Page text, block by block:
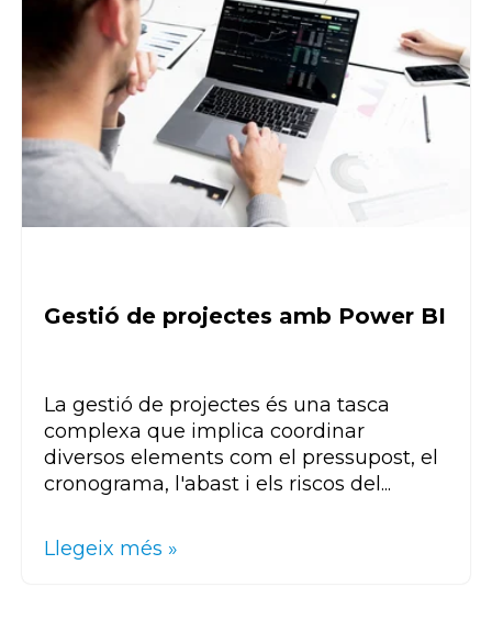
Gestió de projectes amb Power BI
La gestió de projectes és una tasca
complexa que implica coordinar
diversos elements com el pressupost, el
cronograma, l'abast i els riscos del...
Llegeix més »